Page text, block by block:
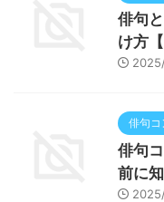
俳句
け方
俳句コ
俳句
前に